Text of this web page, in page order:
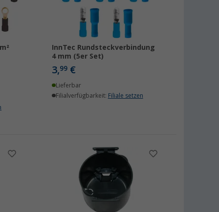
InnTec Rundsteckverbindung
4 mm (5er Set)
3,99 €
Lieferbar
Filialverfügbarkeit: Filiale setzen